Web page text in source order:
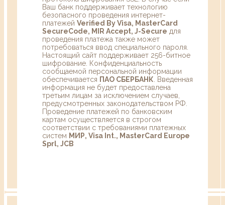
Ваш банк поддерживает технологию
безопасного проведения интернет-
платежей Verified By Visa, MasterCard
SecureCode, MIR Accept, J-Secure для
проведения платежа также может
потребоваться ввод специального пароля.
Настоящий сайт поддерживает 256-битное
шифрование. Конфиденциальность
сообщаемой персональной информации
обеспечивается ПАО СБЕРБАНК . Введенная
информация не будет предоставлена
третьим лицам за исключением случаев,
предусмотренных законодательством РФ.
Проведение платежей по банковским
картам осуществляется в строгом
соответствии с требованиями платежных
систем МИР, Visa Int., MasterCard Europe
Sprl, JCB